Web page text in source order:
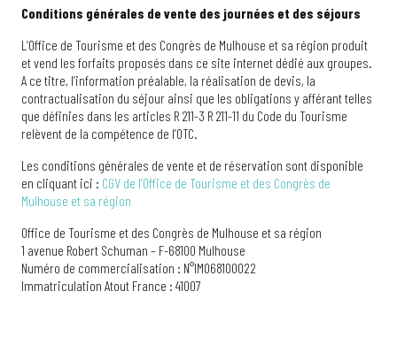
Conditions générales de vente des journées et des séjours
L’Office de Tourisme et des Congrès de Mulhouse et sa région produit
et vend les forfaits proposés dans ce site internet dédié aux groupes.
A ce titre, l’information préalable, la réalisation de devis, la
contractualisation du séjour ainsi que les obligations y afférant telles
que définies dans les articles R 211-3 R 211-11 du Code du Tourisme
relèvent de la compétence de l’OTC.
Les conditions générales de vente et de réservation sont disponible
en cliquant ici : CGV de l’Office de Tourisme et des Congrès de
Mulhouse et sa région
Office de Tourisme et des Congrès de Mulhouse et sa région
1 avenue Robert Schuman – F-68100 Mulhouse
Numéro de commercialisation : N°IM068100022
Immatriculation Atout France : 41007